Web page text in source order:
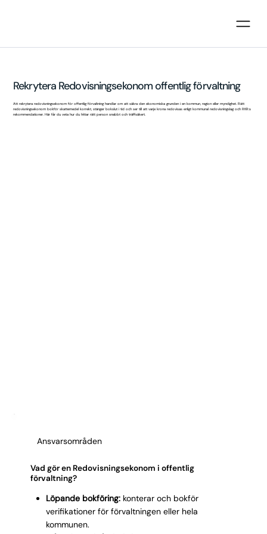
Rekrytera Redovisningsekonom offentlig förvaltning
Att rekrytera redovisningsekonom för offentlig förvaltning handlar om att säkra den ekonomiska grunden i en kommun, region eller myndighet. Rätt
redovisningsekonom bokför skattemedel korrekt, stänger bokslut i tid och ser till att varje krona redovisas enligt kommunal redovisningslag och RKR:s
rekommendationer. Här får du veta hur du hittar rätt person snabbt och träffsäkert.
Ansvarsområden
Vad gör en Redovisningsekonom i offentlig
förvaltning?
Löpande bokföring:konterar och bokför
verifikationer för förvaltningen eller hela
kommunen.